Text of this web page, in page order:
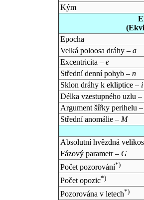
Kým
Epocha
Velká poloosa dráhy – a
Excentricita – e
Střední denní pohyb – n
Sklon dráhy k ekliptice – i
Délka vzestupného uzlu –
Argument šířky perihelu
Střední anomálie – M
Absolutní hvězdná
Fázový parametr – G
Počet pozorování*)
Počet opozic*)
Pozorována v letech*)